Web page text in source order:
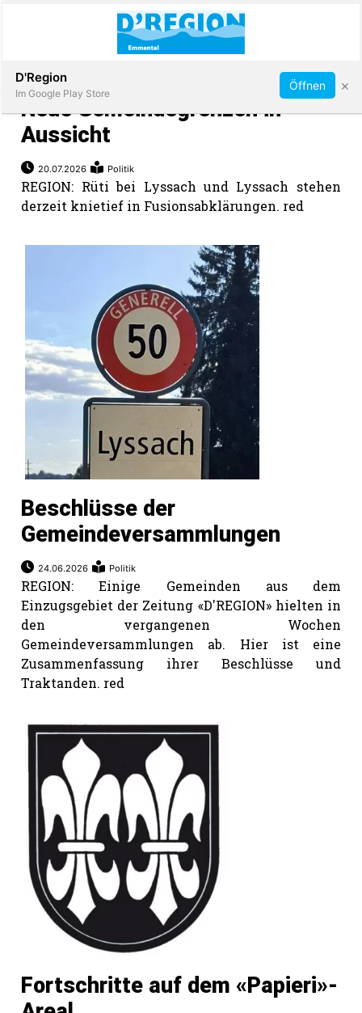
Immobilien
Veranstaltungen
App
Abonnieren
Neue Gemeindegrenzen in
Aussicht
20.07.2026 Politik
REGION: Rüti bei Lyssach und Lyssach stehen
derzeit knietief in Fusionsabklärungen. red
Beschlüsse der
Gemeindeversammlungen
24.06.2026 Politik
REGION: Einige Gemeinden aus dem
Einzugsgebiet der Zeitung «D'REGION» hielten in
den vergangenen Wochen
Gemeindeversammlungen ab. Hier ist eine
Zusammenfassung ihrer Beschlüsse und
Traktanden. red
Fortschritte auf dem «Papieri»-
D'Region
Im Google Play Store
Öffnen ×